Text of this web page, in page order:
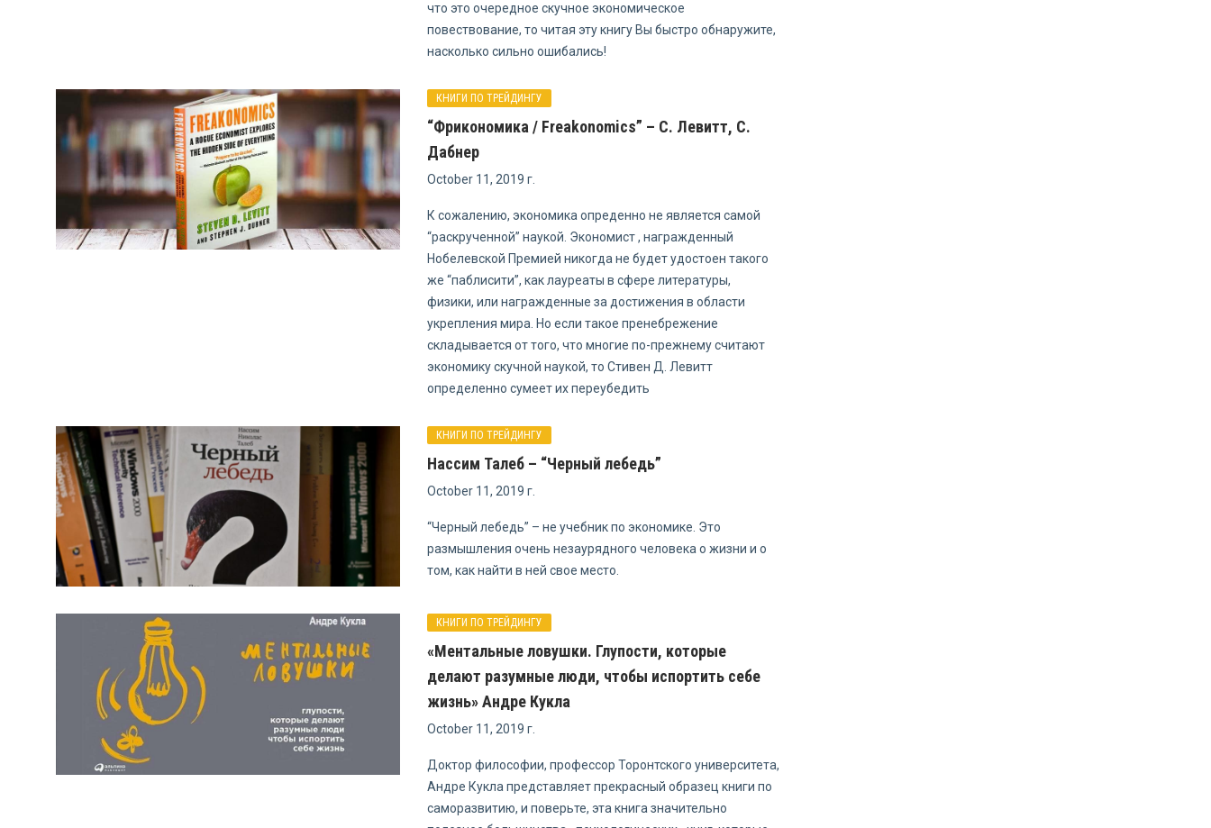
что это очередное скучное экономическое
повествование, то читая эту книгу Вы быстро обнаружите,
насколько сильно ошибались!
КНИГИ ПО ТРЕЙДИНГУ
“Фрикономика / Freakonomics” – С. Левитт, С.
Дабнер
October 11, 2019 г.
К сожалению, экономика опреденно не является самой
“раскрученной” наукой. Экономист , награжденный
Нобелевской Премией никогда не будет удостоен такого
же “паблисити”, как лауреаты в сфере литературы,
физики, или награжденные за достижения в области
укрепления мира. Но если такое пренебрежение
складывается от того, что многие по-прежнему считают
экономику скучной наукой, то Стивен Д. Левитт
определенно сумеет их переубедить
КНИГИ ПО ТРЕЙДИНГУ
Нассим Талеб – “Черный лебедь”
October 11, 2019 г.
“Черный лебедь” – не учебник по экономике. Это
размышления очень незаурядного человека о жизни и о
том, как найти в ней свое место.
КНИГИ ПО ТРЕЙДИНГУ
«Ментальные ловушки. Глупости, которые
делают разумные люди, чтобы испортить себе
жизнь» Андре Кукла
October 11, 2019 г.
Доктор философии, профессор Торонтского университета,
Андре Кукла представляет прекрасный образец книги по
саморазвитию, и поверьте, эта книга значительно